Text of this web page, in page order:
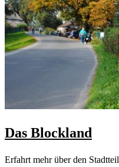
Das Blockland
Erfahrt mehr über den Stadtteil